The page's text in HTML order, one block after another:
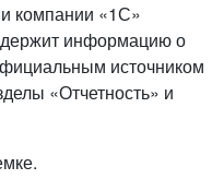
компании «1С»
информацию о
источником
«Отчетность» и